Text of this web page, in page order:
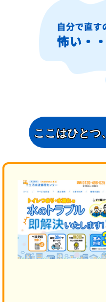
ここはひとつ、